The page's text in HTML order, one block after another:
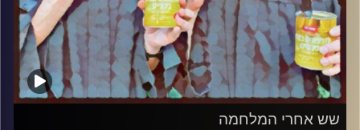
שש אחרי המלחמה